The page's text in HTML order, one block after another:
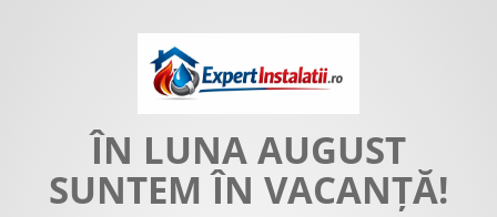
ÎN LUNA AUGUST
SUNTEM ÎN VACANȚĂ!